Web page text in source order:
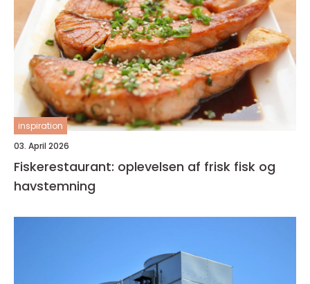
inspiration
03. April 2026
Fiskerestaurant: oplevelsen af frisk fisk og
havstemning